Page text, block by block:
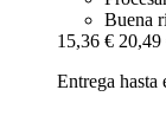
Buena
15,36 € 20,49
Entrega hasta